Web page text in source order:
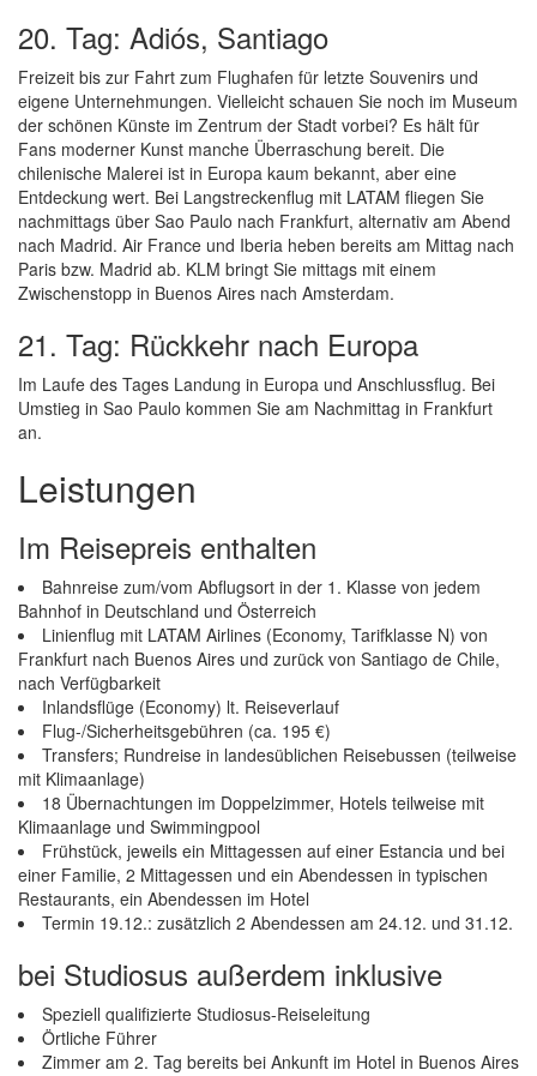
20. Tag: Adiós, Santiago
Freizeit bis zur Fahrt zum Flughafen für letzte Souvenirs und
eigene Unternehmungen. Vielleicht schauen Sie noch im Museum
der schönen Künste im Zentrum der Stadt vorbei? Es hält für
Fans moderner Kunst manche Überraschung bereit. Die
chilenische Malerei ist in Europa kaum bekannt, aber eine
Entdeckung wert. Bei Langstreckenflug mit LATAM fliegen Sie
nachmittags über Sao Paulo nach Frankfurt, alternativ am Abend
nach Madrid. Air France und Iberia heben bereits am Mittag nach
Paris bzw. Madrid ab. KLM bringt Sie mittags mit einem
Zwischenstopp in Buenos Aires nach Amsterdam.
21. Tag: Rückkehr nach Europa
Im Laufe des Tages Landung in Europa und Anschlussflug. Bei
Umstieg in Sao Paulo kommen Sie am Nachmittag in Frankfurt
an.
Leistungen
Im Reisepreis enthalten
Bahnreise zum/vom Abflugsort in der 1. Klasse von jedem
Bahnhof in Deutschland und Österreich
Linienflug mit LATAM Airlines (Economy, Tarifklasse N) von
Frankfurt nach Buenos Aires und zurück von Santiago de Chile,
nach Verfügbarkeit
Inlandsflüge (Economy) lt. Reiseverlauf
Flug-/Sicherheitsgebühren (ca. 195 €)
Transfers; Rundreise in landesüblichen Reisebussen (teilweise
mit Klimaanlage)
18 Übernachtungen im Doppelzimmer, Hotels teilweise mit
Klimaanlage und Swimmingpool
Frühstück, jeweils ein Mittagessen auf einer Estancia und bei
einer Familie, 2 Mittagessen und ein Abendessen in typischen
Restaurants, ein Abendessen im Hotel
Termin 19.12.: zusätzlich 2 Abendessen am 24.12. und 31.12.
bei Studiosus außerdem inklusive
Speziell qualifizierte Studiosus-Reiseleitung
Örtliche Führer
Zimmer am 2. Tag bereits bei Ankunft im Hotel in Buenos Aires